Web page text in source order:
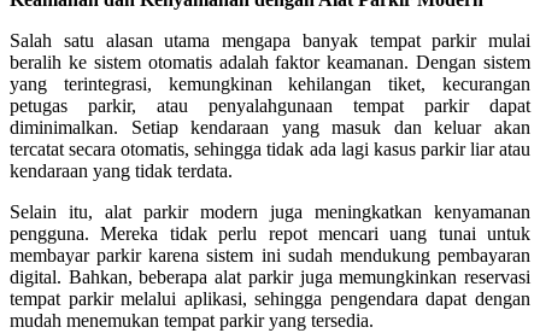
Salah satu alasan utama mengapa banyak tempat parkir mulai
beralih ke sistem otomatis adalah faktor keamanan. Dengan sistem
yang terintegrasi, kemungkinan kehilangan tiket, kecurangan
petugas parkir, atau penyalahgunaan tempat parkir dapat
diminimalkan. Setiap kendaraan yang masuk dan keluar akan
tercatat secara otomatis, sehingga tidak ada lagi kasus parkir liar atau
kendaraan yang tidak terdata.
Selain itu, alat parkir modern juga meningkatkan kenyamanan
pengguna. Mereka tidak perlu repot mencari uang tunai untuk
membayar parkir karena sistem ini sudah mendukung pembayaran
digital. Bahkan, beberapa alat parkir juga memungkinkan reservasi
tempat parkir melalui aplikasi, sehingga pengendara dapat dengan
mudah menemukan tempat parkir yang tersedia.